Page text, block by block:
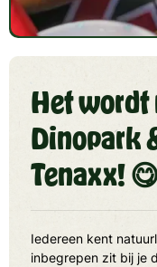
Het
Dinopark
Tenaxx! 😋
Iedereen kent
inbegrepen zit bij je